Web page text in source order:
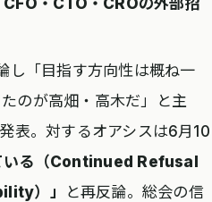
CFO・CTO・CROの外部招
し「目指す方向性は概ね一
のが高畑・高木だ」と主
表。対するオアシスは6月10
いる（Continued Refusal
）」
と再反論。総会の信